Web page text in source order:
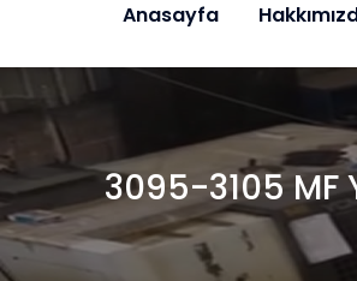
Anasayfa
3095-3105 MF